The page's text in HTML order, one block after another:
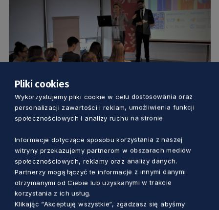
rozwoju i przedsiębiorczości. Dostał za
to nagrodę
Pliki cookies
Wykorzystujemy pliki cookie w celu dostosowania oraz
personalizacji zawartości i reklam, umożliwienia funkcji
społecznościowych i analizy ruchu na stronie.
Informacje dotyczące sposobu korzystania z naszej
witryny przekazujemy partnerom w obszarach mediów
społecznościowych, reklamy oraz analizy danych.
Partnerzy mogą łączyć te informacje z innymi danymi
otrzymanymi od Ciebie lub uzyskanymi w trakcie
korzystania z ich usług.
Klikając “Akceptuję wszystkie“, zgadzasz się abyśmy